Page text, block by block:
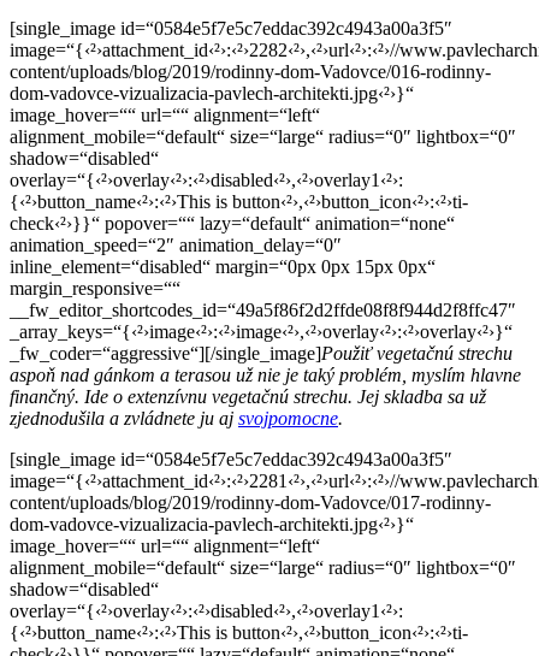
[single_image id=“0584e5f7e5c7eddac392c4943a00a3f5″
image=“{‹²›attachment_id‹²›:‹²›2282‹²›,‹²›url‹²›:‹²›//
content/uploads/blog/2019/rodinny-dom-Vadovce/016-rodinny-
dom-vadovce-vizualizacia-pavlech-architekti.jpg‹²›}“
image_hover=““ url=““ alignment=“left“
alignment_mobile=“default“ size=“large“ radius=“0″ lightbox=“0″
shadow=“disabled“
overlay=“{‹²›overlay‹²›:‹²›disabled‹²›,‹²›overlay1‹²›:
{‹²›button_name‹²›:‹²›This is button‹²›,‹²›button_icon‹²›:‹²›ti-
check‹²›}}“ popover=““ lazy=“default“ animation=“none“
animation_speed=“2″ animation_delay=“0″
inline_element=“disabled“ margin=“0px 0px 15px 0px“
margin_responsive=““
__fw_editor_shortcodes_id=“49a5f86f2d2ffde08f8f944d2f8ffc47″
_array_keys=“{‹²›image‹²›:‹²›image‹²›,‹²›overlay‹²›:‹²›overlay‹²›}“
_fw_coder=“aggressive“][/single_image]Použiť vegetačnú strechu
aspoň nad gánkom a terasou už nie je taký problém, myslím hlavne
finančný. Ide o extenzívnu vegetačnú strechu. Jej skladba sa už
zjednodušila a zvládnete ju aj svojpomocne.
[single_image id=“0584e5f7e5c7eddac392c4943a00a3f5″
image=“{‹²›attachment_id‹²›:‹²›2281‹²›,‹²›url‹²›:‹²›//
content/uploads/blog/2019/rodinny-dom-Vadovce/017-rodinny-
dom-vadovce-vizualizacia-pavlech-architekti.jpg‹²›}“
image_hover=““ url=““ alignment=“left“
alignment_mobile=“default“ size=“large“ radius=“0″ lightbox=“0″
shadow=“disabled“
overlay=“{‹²›overlay‹²›:‹²›disabled‹²›,‹²›overlay1‹²›:
{‹²›button_name‹²›:‹²›This is button‹²›,‹²›button_icon‹²›:‹²›ti-